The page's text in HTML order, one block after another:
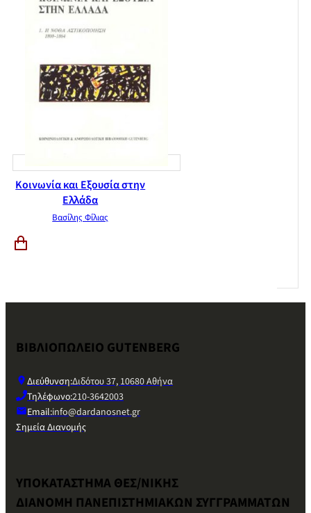
Κοινωνία και Εξουσία στην
Ελλάδα
Βασίλης Φίλιας
ΒΙΒΛΙΟΠΩΛΕΙΟ GUTENBERG
Διεύθυνση:Διδότου 37, 10680 Αθήνα
Τηλέφωνο:210-3642003
Email:info@dardanosnet.gr
Σημεία Διανομής
ΥΠΟΚΑΤΑΣΤΗΜΑ ΘΕΣ/ΝΙΚΗΣ
ΔΙΑΝΟΜΗ ΠΑΝΕΠΙΣΤΗΜΙΑΚΩΝ ΣΥΓΓΡΑΜΜΑΤΩΝ